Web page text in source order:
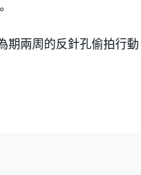
兩周的反針孔偷拍行